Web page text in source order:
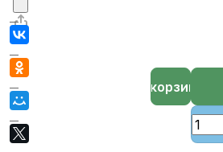
В корзине